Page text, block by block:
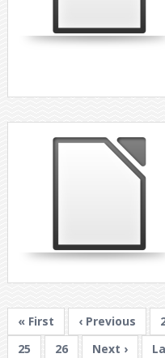
« First ‹ Previous
25
26 Next ›